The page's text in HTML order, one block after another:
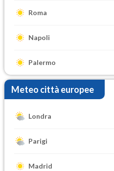
Roma
Napoli
Palermo
Meteo città europee
Londra
Parigi
Madrid